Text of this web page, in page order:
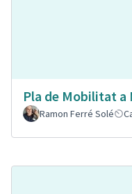
Pla de Mobilitat a
Ramon Ferré Solé